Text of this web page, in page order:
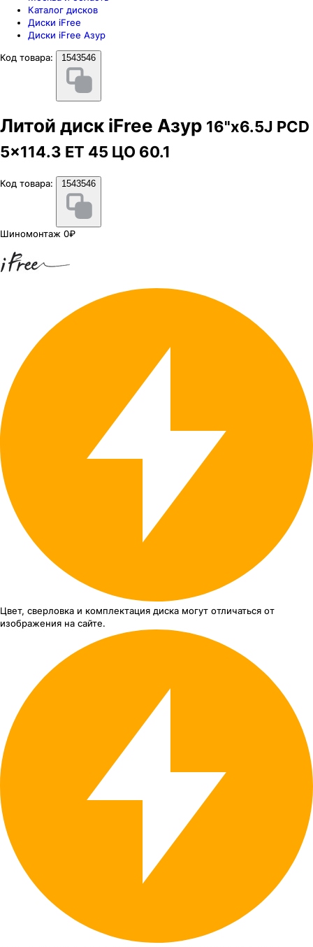
Каталог дисков
Диски iFree
Диски iFree Азур
Код товара:
1543546
Литой диск iFree Азур 16"x6.5J PCD
5x114.3 ЕТ 45 ЦО 60.1
Код товара: 1543546
Шиномонтаж 0₽
Цвет, сверловка и комплектация диска могут отличаться от
изображения на сайте.